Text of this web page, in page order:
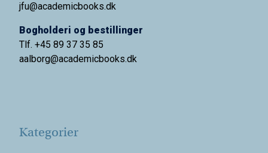
jfu@academicbooks.dk
Bogholderi og bestillinger
Tlf. +45 89 37 35 85
aalborg@academicbooks.dk
Kategorier